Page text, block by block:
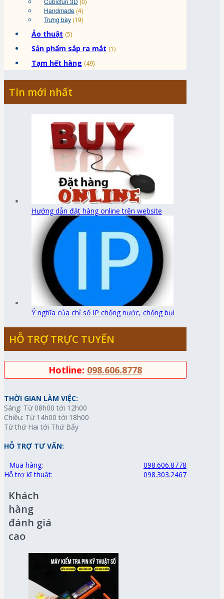
Handmade (4)
Trưng bày (19)
Ảo thuật (5)
Sản phẩm sắp ra mắt (1)
Tạm hết hàng (49)
Tin mới nhất
Hướng dẫn đặt hàng online trên website
Ý nghĩa của chỉ số IP chống nước, chống bụi
HỖ TRỢ TRỰC TUYẾN
Hotline: 098.606.8778
THỜI GIAN LÀM VIỆC:
Sáng: Từ 08h00 tới 12h00
Chiều: Từ 14h00 tới 18h00
Từ thứ Hai tới Thứ Bẩy
HỖ TRỢ TƯ VẤN:
Mua hàng:
098.606.8778
Hỗ trợ kĩ thuật:
098.303.2467
Khách
hàng
đánh giá
cao